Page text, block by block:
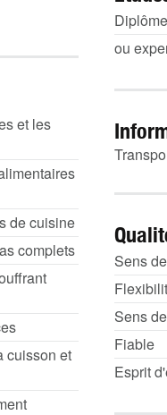
ou
et les
de cuisine
complets
cuisson et
Sens
Sens
Fiable
Esprit